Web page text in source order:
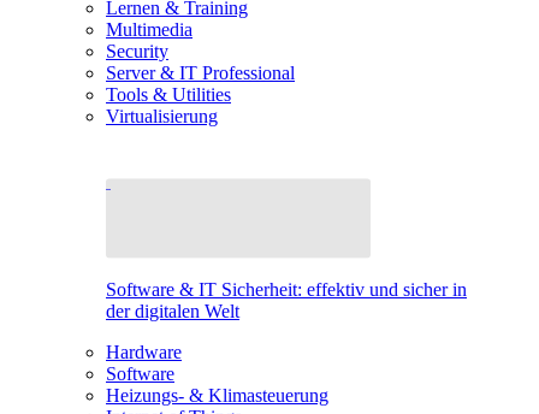
Lernen & Training
Multimedia
Security
Server & IT Professional
Tools & Utilities
Virtualisierung
Software & IT Sicherheit: effektiv und sicher in
der digitalen Welt
Hardware
Software
Heizungs- & Klimasteuerung